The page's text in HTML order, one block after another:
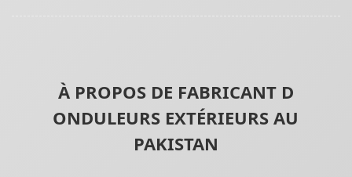
À PROPOS DE FABRICANT D
ONDULEURS EXTÉRIEURS AU
PAKISTAN